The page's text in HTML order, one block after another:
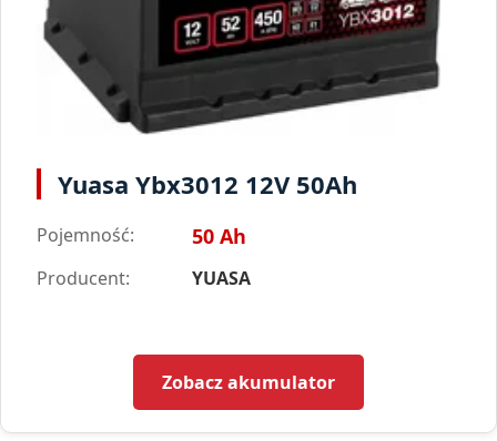
Yuasa Ybx3012 12V 50Ah
Pojemność: 50 Ah
Producent: YUASA
Zobacz akumulator